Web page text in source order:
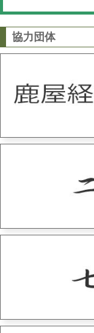
協力団体